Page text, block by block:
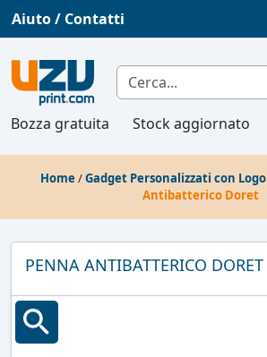
Aiuto / Contatti
Bozza gratuita Stock aggiornato
Home /Gadget Personalizzati con Logo
Antibatterico Doret
PENNA ANTIBATTERICO DORET